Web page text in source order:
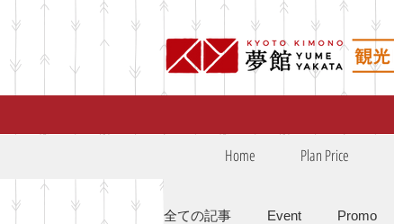
Home Plan Price
全ての記事 Event Promo